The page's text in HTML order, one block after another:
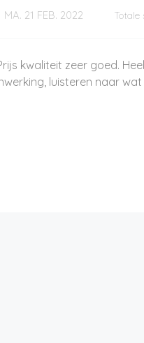
MA. 21 FEB. 2022 Totale
kwaliteit zeer goed. Heel
luisteren naar wat